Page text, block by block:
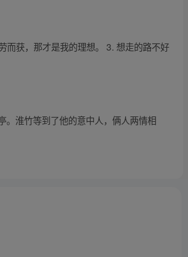
而获，那才是我的理想。 3. 想走的路不好
。淮竹等到了他的意中人，俩人两情相